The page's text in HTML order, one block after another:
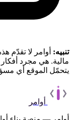
تنبيه: أوامر لا تقدّم
مالية. هي مجرد أفكار
يتحمّل الموقع أي
أوامر